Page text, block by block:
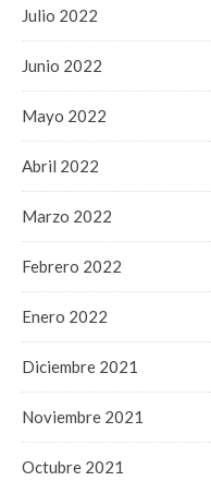
Julio 2022
Junio 2022
Mayo 2022
Abril 2022
Marzo 2022
Febrero 2022
Enero 2022
Diciembre 2021
Noviembre 2021
Octubre 2021